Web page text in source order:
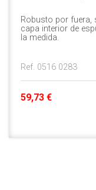
Robusto por fuera,
capa interior de
la medida.
Ref. 0516 0283
59,73 €